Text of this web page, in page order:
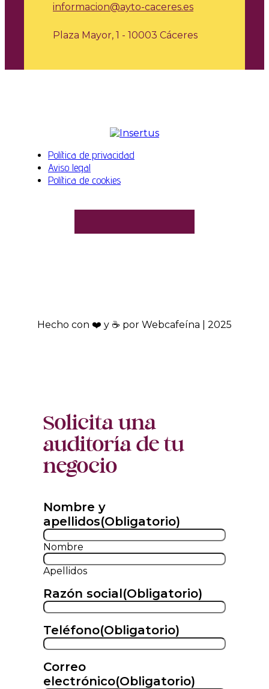
informacion@ayto-caceres.es
Plaza Mayor, 1 - 10003 Cáceres
Política de privacidad
Aviso legal
Política de cookies
Hecho con ❤️ y ☕ por Webcafeína | 2025
Solicita una
auditoría de tu
negocio
Nombre y
apellidos(Obligatorio)
Nombre
Apellidos
Razón social(Obligatorio)
Teléfono(Obligatorio)
Correo
electrónico(Obligatorio)